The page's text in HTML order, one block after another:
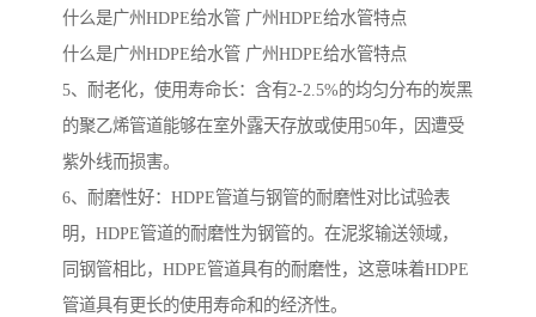
什么是广州HDPE给水管 广州HDPE给水管特点
什么是广州HDPE给水管 广州HDPE给水管特点
5、耐老化，使用寿命长：含有2-2.5%的均匀分布的炭黑
的聚乙烯管道能够在室外露天存放或使用50年，因遭受
紫外线而损害。
6、耐磨性好：HDPE管道与钢管的耐磨性对比试验表
明，HDPE管道的耐磨性为钢管的。在泥浆输送领域，
同钢管相比，HDPE管道具有的耐磨性，这意味着HDPE
管道具有更长的使用寿命和的经济性。